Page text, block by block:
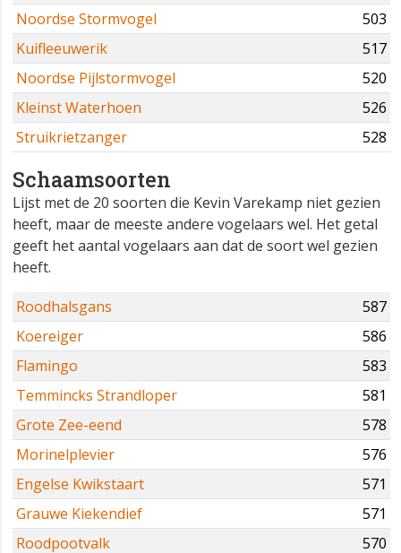
Noordse Stormvogel
503
Kuifleeuwerik
517
Noordse Pijlstormvogel
520
Kleinst Waterhoen
526
Struikrietzanger
528
Schaamsoorten
Lijst met de 20 soorten die Kevin Varekamp niet gezien
heeft, maar de meeste andere vogelaars wel. Het getal
geeft het aantal vogelaars aan dat de soort wel gezien
heeft.
Roodhalsgans
587
Koereiger
586
Flamingo
583
Temmincks Strandloper
581
Grote Zee-eend
578
Morinelplevier
576
Engelse Kwikstaart
571
Grauwe Kiekendief
571
Roodpootvalk
570